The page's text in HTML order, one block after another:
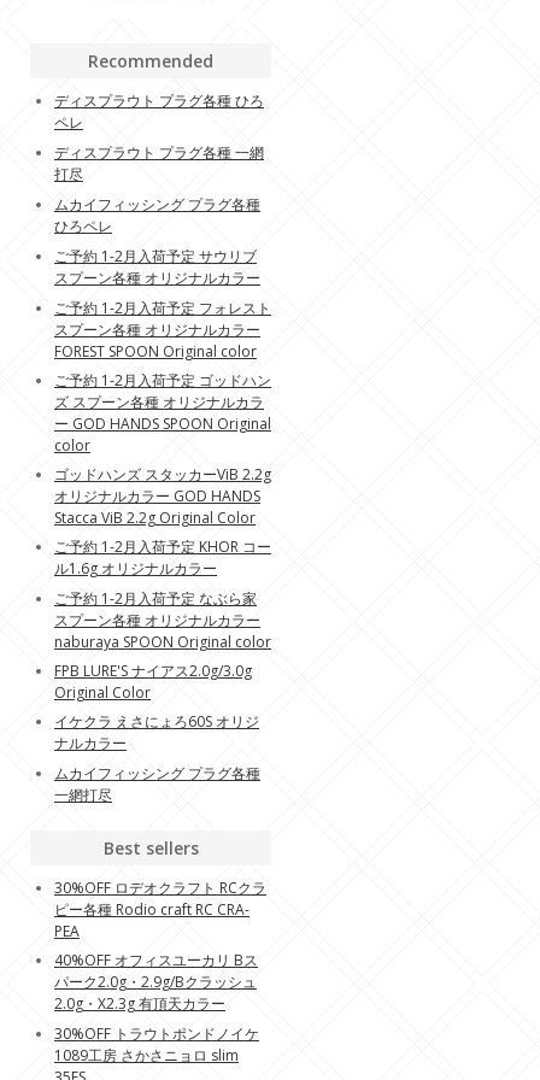
Recommended
ディスプラウト プラグ各種 ひろ
ペレ
ディスプラウト プラグ各種 一網
打尽
ムカイフィッシング プラグ各種
ひろペレ
ご予約 1-2月入荷予定 サウリブ
スプーン各種 オリジナルカラー
ご予約 1-2月入荷予定 フォレスト
スプーン各種 オリジナルカラー
FOREST SPOON Original color
ご予約 1-2月入荷予定 ゴッドハン
ズ スプーン各種 オリジナルカラ
ー GOD HANDS SPOON Original
color
ゴッドハンズ スタッカーViB 2.2g
オリジナルカラー GOD HANDS
Stacca ViB 2.2g Original Color
ご予約 1-2月入荷予定 KHOR コー
ル1.6g オリジナルカラー
ご予約 1-2月入荷予定 なぶら家
スプーン各種 オリジナルカラー
naburaya SPOON Original color
FPB LURE'S ナイアス2.0g/3.0g
Original Color
イケクラ えさにょろ60S オリジ
ナルカラー
ムカイフィッシング プラグ各種
一網打尽
Best sellers
30%OFF ロデオクラフト RCクラ
ピー各種 Rodio craft RC CRA-
PEA
40%OFF オフィスユーカリ Bス
パーク2.0g・2.9g/Bクラッシュ
2.0g・X2.3g 有頂天カラー
30%OFF トラウトポンドノイケ
1089工房 さかさニョロ slim